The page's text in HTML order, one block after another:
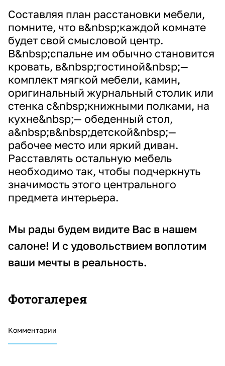
Составляя план расстановки мебели,
помните, что в&nbsp;каждой комнате
будет свой смысловой центр.
В&nbsp;спальне им обычно становится
кровать, в&nbsp;гостиной&nbsp;—
комплект мягкой мебели, камин,
оригинальный журнальный столик или
стенка с&nbsp;книжными полками, на
кухне&nbsp;— обеденный стол,
а&nbsp;в&nbsp;детской&nbsp;—
рабочее место или яркий диван.
Расставлять остальную мебель
необходимо так, чтобы подчеркнуть
значимость этого центрального
предмета интерьера.
Мы рады будем видите Вас в нашем
салоне! И с удовольствием воплотим
ваши мечты в реальность.
Фотогалерея
Комментарии